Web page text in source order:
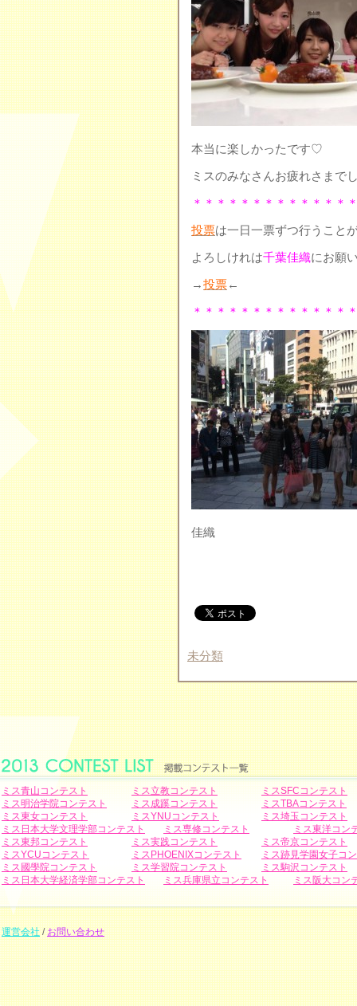
本当に楽しかったです♡
ミスのみなさんお疲れさまで
＊＊＊＊＊＊＊＊＊＊＊＊＊
投票は一日一票ずつ行うこと
よろしけれは千葉佳織にお願
→投票←
＊＊＊＊＊＊＊＊＊＊＊＊＊
佳織
未分類
ミス青山コンテスト ミス立教コンテスト
ミスSFCコンテスト
ミス明治学院コンテスト
ミス成蹊コンテスト
ミスTBAコンテスト
ミス東女コンテスト
ミスYNUコンテスト
ミス埼玉コンテスト
ミス日本大学文理学部コンテスト
ミス専修コンテスト
ミス東洋コン
ミス東邦コンテスト
ミス実践コンテスト
ミス帝京コンテスト
ミスYCUコンテスト
ミスPHOENIXコンテスト
ミス跡見学園女子コ
ミス國學院コンテスト
ミス学習院コンテスト
ミス駒沢コンテスト
ミス日本大学経済学部コンテスト
ミス兵庫県立コンテスト ミス阪大コン
運営会社/お問い合わせ